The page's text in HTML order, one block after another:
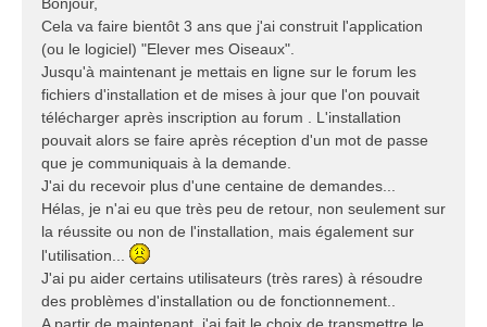
g
e
Bonjour,
Cela va faire bientôt 3 ans que j'ai construit l'application
(ou le logiciel) "Elever mes Oiseaux".
Jusqu'à maintenant je mettais en ligne sur le forum les
fichiers d'installation et de mises à jour que l'on pouvait
télécharger après inscription au forum . L'installation
pouvait alors se faire après réception d'un mot de passe
que je communiquais à la demande.
J'ai du recevoir plus d'une centaine de demandes...
Hélas, je n'ai eu que très peu de retour, non seulement sur
la réussite ou non de l'installation, mais également sur
l'utilisation...
J'ai pu aider certains utilisateurs (très rares) à résoudre
des problèmes d'installation ou de fonctionnement..